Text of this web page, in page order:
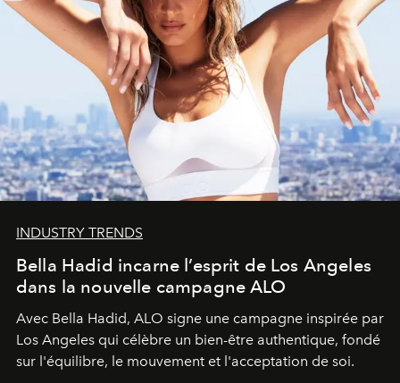
INDUSTRY TRENDS
Bella Hadid incarne l’esprit de Los Angeles
dans la nouvelle campagne ALO
Avec Bella Hadid, ALO signe une campagne inspirée par
Los Angeles qui célèbre un bien-être authentique, fondé
sur l'équilibre, le mouvement et l'acceptation de soi.